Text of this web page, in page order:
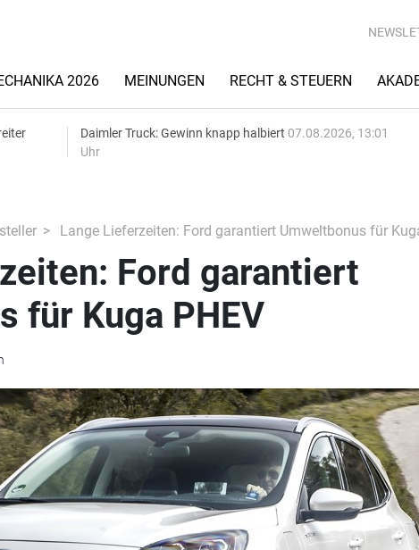
2026 MEINUNGEN RECHT & STEUERN
Daimler Truck: Gewinn knapp halbiert 07.08.2026, 13:01
Uhr
Lange Lieferzeiten: Ford garantiert Umweltbonus für
Ford garantiert
für Kuga PHEV